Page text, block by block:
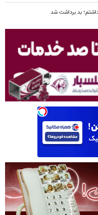
بد برداشت شد